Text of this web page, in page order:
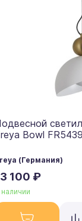
Bowl
(Германия)
100 ₽